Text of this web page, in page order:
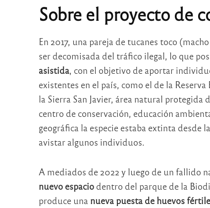
Sobre el proyecto de
En 2017, una pareja de tucanes toco
ser decomisada del tráfico ilegal, lo que
asistida, con el objetivo de aportar
existentes en el país, como el de la
la Sierra San Javier, área natural
centro de conservación, educación
geográfica la especie estaba extinta desde
avistar algunos individuos.
A mediados de 2022 y luego de un fallido
nuevo espaciodentro del parque de la
produce una nueva puesta de huevos